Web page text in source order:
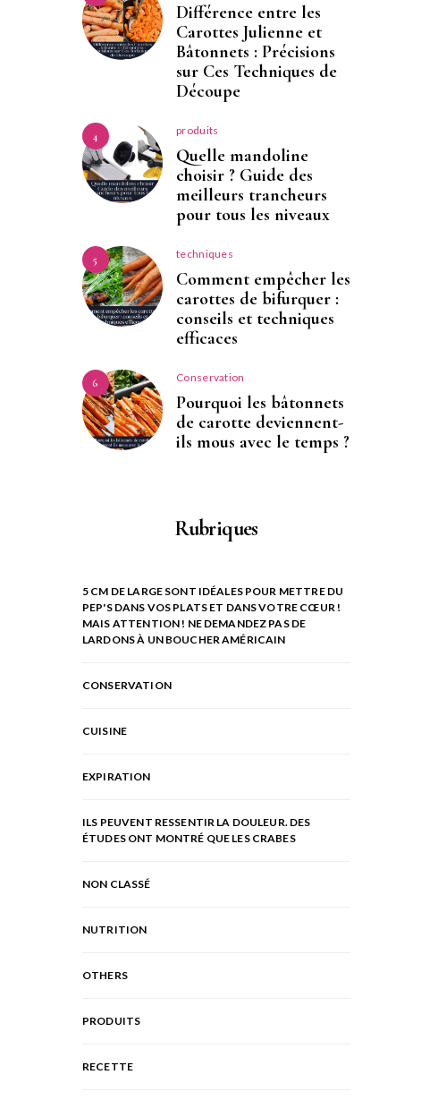
Différence entre les
Carottes Julienne et
Bâtonnets : Précisions
sur Ces Techniques de
Découpe
4 produits
Quelle mandoline
choisir ? Guide des
meilleurs trancheurs
pour tous les niveaux
5 techniques
Comment empêcher les
carottes de bifurquer :
conseils et techniques
efficaces
6 Conservation
Pourquoi les bâtonnets
de carotte deviennent-
ils mous avec le temps ?
Rubriques
5 CM DE LARGE SONT IDÉALES POUR METTRE DU
PEP'S DANS VOS PLATS ET DANS VOTRE CŒUR !
MAIS ATTENTION ! NE DEMANDEZ PAS DE
LARDONS À UN BOUCHER AMÉRICAIN
CONSERVATION
CUISINE
EXPIRATION
ILS PEUVENT RESSENTIR LA DOULEUR. DES
ÉTUDES ONT MONTRÉ QUE LES CRABES
NON CLASSÉ
NUTRITION
OTHERS
PRODUITS
RECETTE